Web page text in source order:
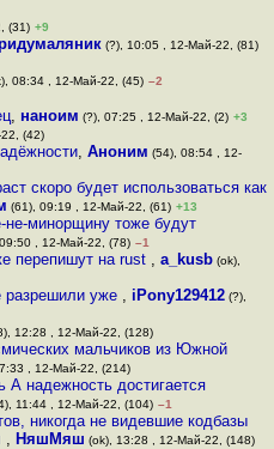
(31) +9
(?), 10:05 , 12-Май-22, (81)
08:34 , 12-Май-22, (45) –2
, наноим (?), 07:25 , 12-Май-22, (2) +3
(42)
, Аноним (54), 08:54 , 12-
скоро будет использоваться как
(61), 09:19 , 12-Май-22, (61) +13
не-минорщину тоже будут
, 12-Май-22, (78) –1
перепишут на rust ,a_kusb (ok),
разрешили уже , iPony129412(?),
12:28 , 12-Май-22, (128)
мальчиков из Южной
, 12-Май-22, (214)
А надежность достигается
11:44 , 12-Май-22, (104) –1
никогда не видевшие кодбазы
, НяшМяш (ok), 13:28 , 12-Май-22, (148)